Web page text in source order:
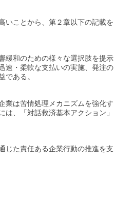
いことから、第２章以下の記載を
緩和のための様々な選択肢を提示
速・柔軟な支払いの実施、発注の
ある。
業は苦情処理メカニズムを強化す
、「対話救済基本アクション」
じた責任ある企業行動の推進を支